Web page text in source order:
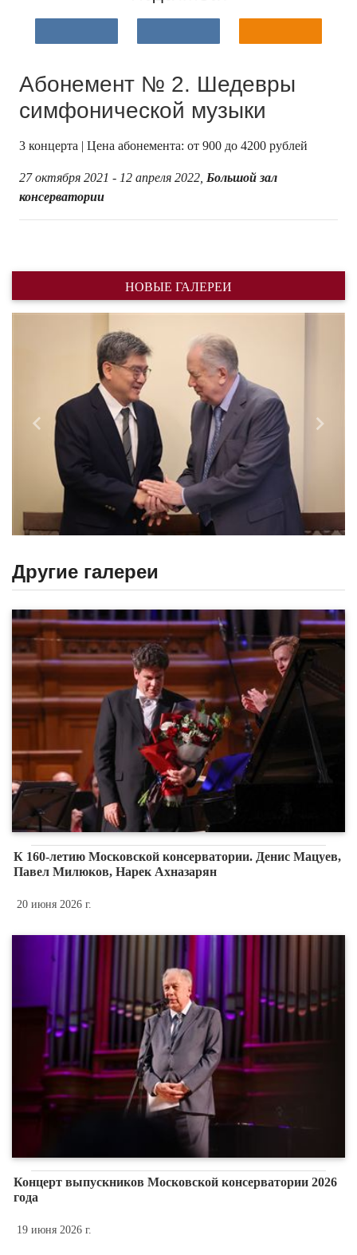
Абонемент № 2. Шедевры
симфонической музыки
3 концерта | Цена абонемента: от 900 до 4200 рублей
27 октября 2021 - 12 апреля 2022, Большой зал
консерватории
НОВЫЕ ГАЛЕРЕИ
Назад
Другие галереи
К 160-летию Московской консерватории. Денис Мацуев,
Павел Милюков, Нарек Ахназарян
20 июня 2026 г.
Концерт выпускников Московской консерватории 2026
года
19 июня 2026 г.